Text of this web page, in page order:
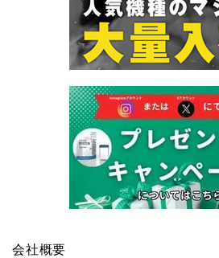
会社概要